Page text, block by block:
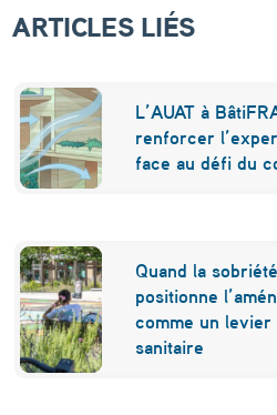
o
t
a
n
l
u
t
t
ARTICLES LIÉS
L’AUAT à
renforcer
face au défi du
Quand la
positionne
comme un
sanitaire